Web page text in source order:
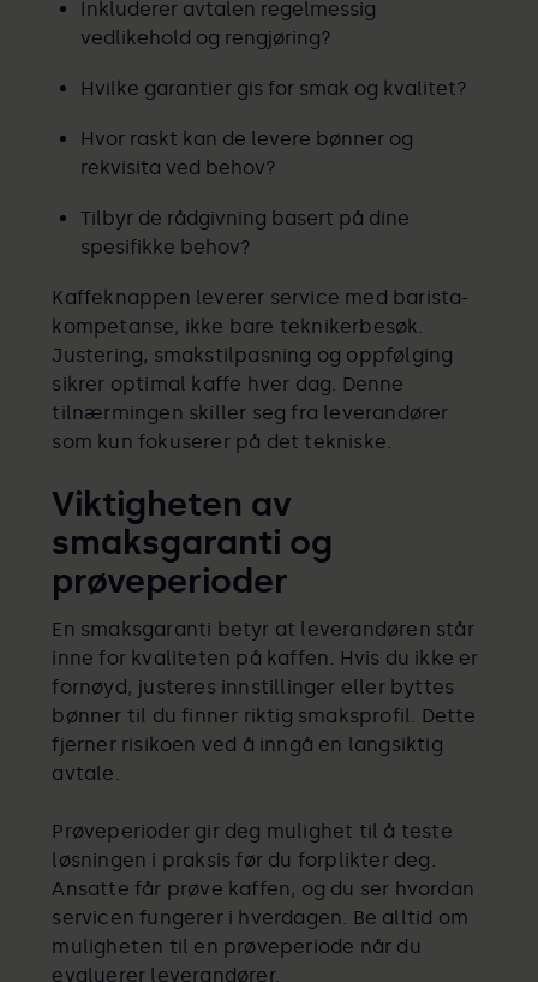
Inkluderer avtalen regelmessig
vedlikehold og rengjøring?
Hvilke garantier gis for smak og kvalitet?
Hvor raskt kan de levere bønner og
rekvisita ved behov?
Tilbyr de rådgivning basert på dine
spesifikke behov?
Kaffeknappen leverer service med barista-
kompetanse, ikke bare teknikerbesøk.
Justering, smakstilpasning og oppfølging
sikrer optimal kaffe hver dag. Denne
tilnærmingen skiller seg fra leverandører
som kun fokuserer på det tekniske.
Viktigheten av
smaksgaranti og
prøveperioder
En smaksgaranti betyr at leverandøren står
inne for kvaliteten på kaffen. Hvis du ikke er
fornøyd, justeres innstillinger eller byttes
bønner til du finner riktig smaksprofil. Dette
fjerner risikoen ved å inngå en langsiktig
avtale.
Prøveperioder gir deg mulighet til å teste
løsningen i praksis før du forplikter deg.
Ansatte får prøve kaffen, og du ser hvordan
servicen fungerer i hverdagen. Be alltid om
muligheten til en prøveperiode når du
evaluerer leverandører.